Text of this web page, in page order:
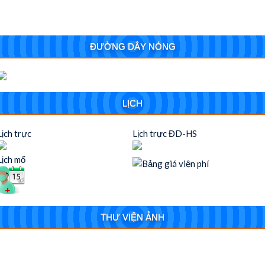
ĐƯỜNG DÂY NÓNG
LỊCH
trực Lịch trực ĐD-HS
mổ
THƯ VIỆN ẢNH